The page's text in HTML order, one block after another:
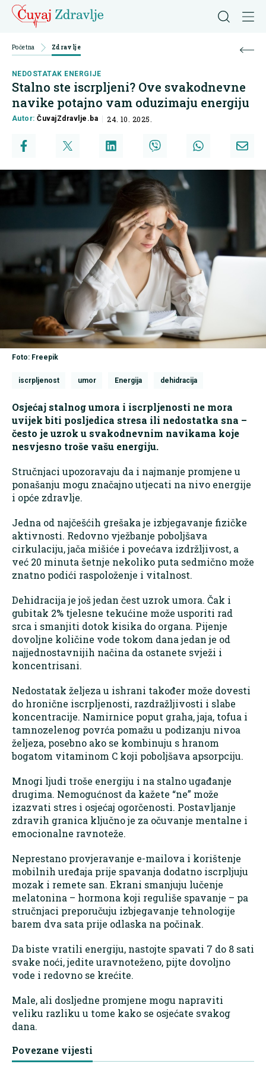
Početna Zdravlje
NEDOSTATAK ENERGIJE
Stalno ste iscrpljeni? Ove svakodnevne
navike potajno vam oduzimaju energiju
Autor:ČuvajZdravlje.ba 24. 10. 2025.
Foto: Freepik
iscrpljenost umor Energija dehidracija
Osjećaj stalnog umora i iscrpljenosti ne mora
uvijek biti posljedica stresa ili nedostatka sna –
često je uzrok u svakodnevnim navikama koje
nesvjesno troše vašu energiju.
Stručnjaci upozoravaju da i najmanje promjene u
ponašanju mogu značajno utjecati na nivo energije
i opće zdravlje.
Jedna od najčešćih grešaka je izbjegavanje fizičke
aktivnosti. Redovno vježbanje poboljšava
cirkulaciju, jača mišiće i povećava izdržljivost, a
već 20 minuta šetnje nekoliko puta sedmično može
znatno podići raspoloženje i vitalnost.
Dehidracija je još jedan čest uzrok umora. Čak i
gubitak 2% tjelesne tekućine može usporiti rad
srca i smanjiti dotok kisika do organa. Pijenje
dovoljne količine vode tokom dana jedan je od
najjednostavnijih načina da ostanete svježi i
koncentrisani.
Nedostatak željeza u ishrani također može dovesti
do hronične iscrpljenosti, razdražljivosti i slabe
koncentracije. Namirnice poput graha, jaja, tofua i
tamnozelenog povrća pomažu u podizanju nivoa
željeza, posebno ako se kombinuju s hranom
bogatom vitaminom C koji poboljšava apsorpciju.
Mnogi ljudi troše energiju i na stalno ugađanje
drugima. Nemogućnost da kažete “ne” može
izazvati stres i osjećaj ogorčenosti. Postavljanje
zdravih granica ključno je za očuvanje mentalne i
emocionalne ravnoteže.
Neprestano provjeravanje e-mailova i korištenje
mobilnih uređaja prije spavanja dodatno iscrpljuju
mozak i remete san. Ekrani smanjuju lučenje
melatonina – hormona koji reguliše spavanje – pa
stručnjaci preporučuju izbjegavanje tehnologije
barem dva sata prije odlaska na počinak.
Da biste vratili energiju, nastojte spavati 7 do 8 sati
svake noći, jedite uravnoteženo, pijte dovoljno
vode i redovno se krećite.
Male, ali dosljedne promjene mogu napraviti
veliku razliku u tome kako se osjećate svakog
dana.
Povezane vijesti